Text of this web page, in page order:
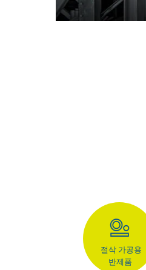
절삭 가공용
반제품